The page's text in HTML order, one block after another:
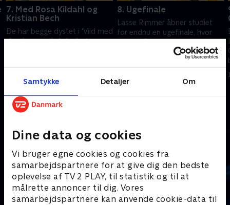
Samtykke Detaljer Om
Dine data og cookies
Vi bruger egne cookies og cookies fra
samarbejdspartnere for at give dig den bedste
oplevelse af TV 2 PLAY, til statistik og til at
målrette annoncer til dig. Vores
samarbejdspartnere kan anvende cookie-data til
7. Med Rosa Kildahl og
Kristian Bech
De har begge dystet i 'Vild med
dans', og nu skal de dyste om
hjælp af hver deres
holdkaptajn.
8. Ugefinale
Lasse Rimmer åbner studiet
for endnu en ugefinale, hvor
der er både ære og præmier
på spil. Heldigvis er den gode
stemning også på plads.
10. februar 2022 • 29 min
Andre så også